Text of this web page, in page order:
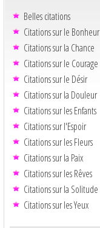
Belles citations
Citations sur le Bonheur
Citations sur la Chance
Citations sur le Courage
Citations sur le Désir
Citations sur la Douleur
Citations sur les Enfants
Citations sur l'Espoir
Citations sur les Fleurs
Citations sur la Paix
Citations sur les Rêves
Citations sur la Solitude
Citations sur les Yeux